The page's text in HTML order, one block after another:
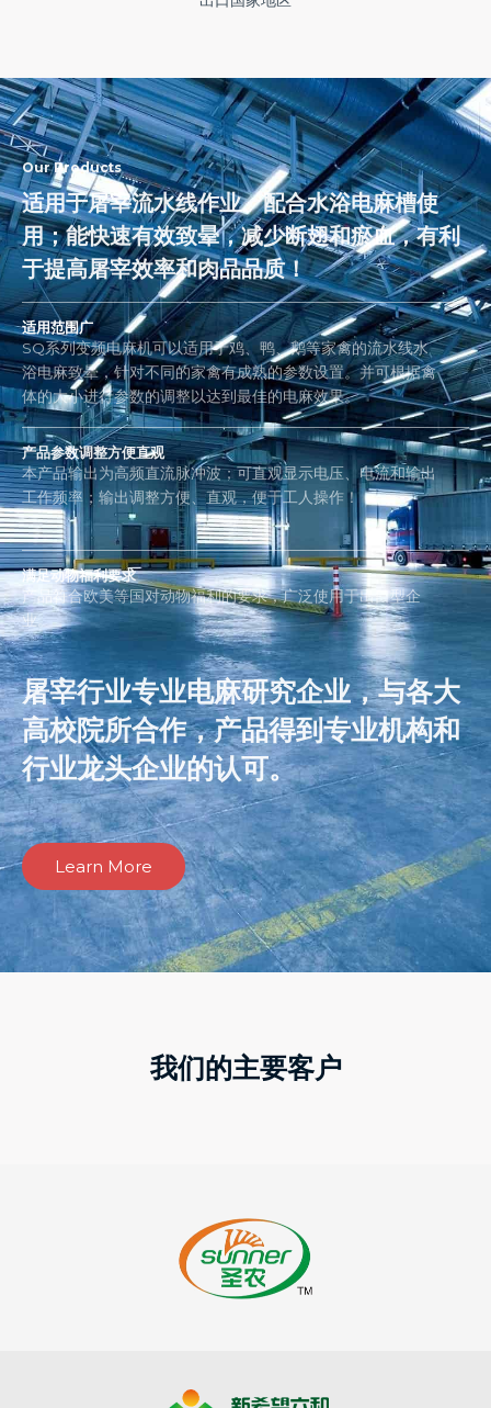
Our Products
适用于屠宰流水线作业、配合水浴电麻槽使
用；能快速有效致晕，减少断翅和瘀血，有利
于提高屠宰效率和肉品品质！
适用范围广
SQ系列变频电麻机可以适用于鸡、鸭、鹅等家禽的流水线水
浴电麻致晕，针对不同的家禽有成熟的参数设置。并可根据禽
体的大小进行参数的调整以达到最佳的电麻效果。
产品参数调整方便直观
本产品输出为高频直流脉冲波；可直观显示电压、电流和输出
工作频率；输出调整方便、直观，便于工人操作！
满足动物福利要求
产品符合欧美等国对动物福利的要求，广泛使用于出口型企
业。
屠宰行业专业电麻研究企业，与各大
高校院所合作，产品得到专业机构和
行业龙头企业的认可。
Learn More
我们的主要客户